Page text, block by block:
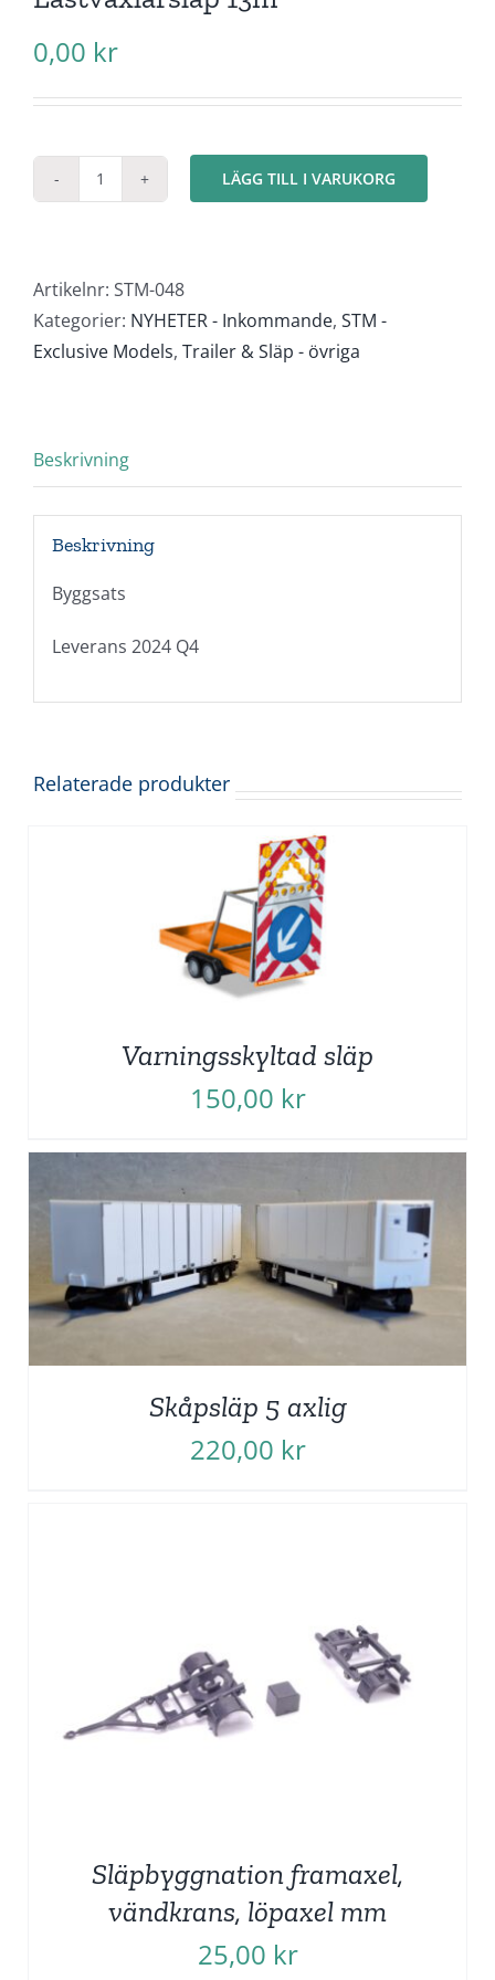
0,00 kr
Lastväxlarsläp
LÄGG TILL I VARUKORG
Artikelnr: STM-048
Kategorier: NYHETER - Inkommande, STM -
Exclusive Models, Trailer & Släp - övriga
Beskrivning
Beskrivning
Byggsats
Leverans 2024 Q4
Relaterade produkter
Varningsskyltad släp
150,00 kr
Skåpsläp 5 axlig
220,00 kr
Släpbyggnation framaxel,
vändkrans, löpaxel mm
25,00 kr